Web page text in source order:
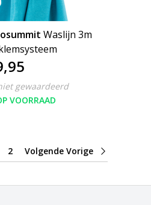
Waslijn 3m
gewaardeerd
VOORRAAD
2
Volgende Vorige